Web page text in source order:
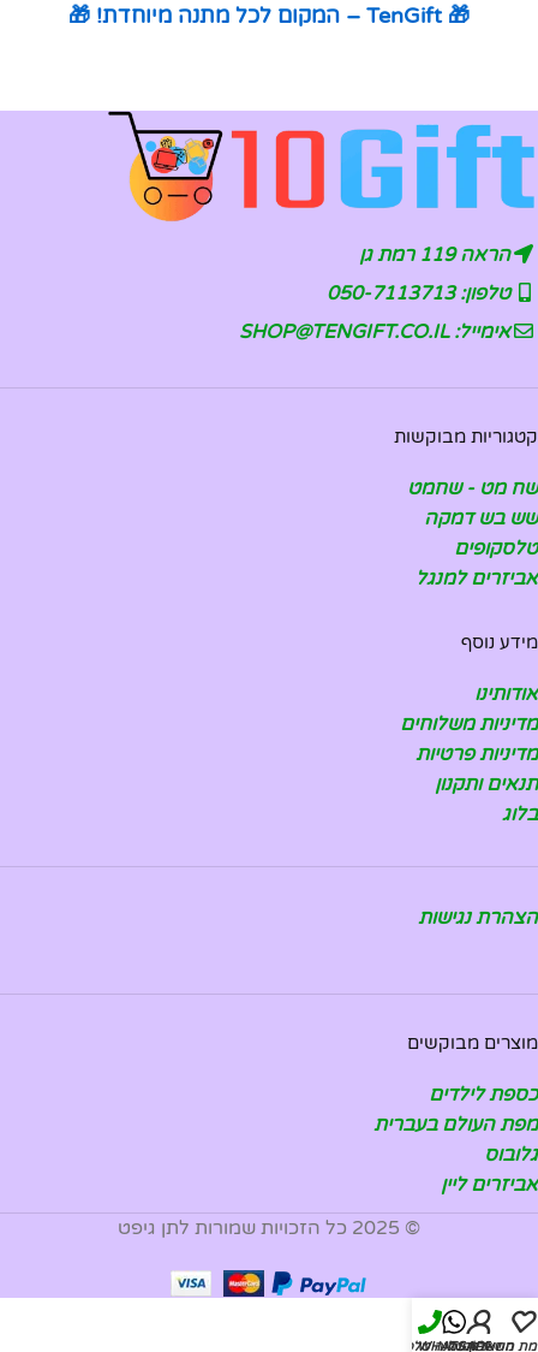
🎁 TenGift – המקום לכל מתנה מיוחדת! 🎁
הראה 119 רמת גן
טלפון: 050-7113713
אימייל: SHOP@TENGIFT.CO.IL
קטגוריות מבוקשות
שח מט - שחמט
שש בש דמקה
טלסקופים
אביזרים למנגל
מידע נוסף
אודותינו
מדיניות משלוחים
מדיניות פרטיות
תנאים ותקנון
בלוג
הצהרת נגישות
מוצרים מבוקשים
כספת לילדים
מפת העולם בעברית
גלובוס
אביזרים ליין
© 2025 כל הזכויות שמורות לתן גיפט
משאלות
החשבון שלי
WHATSAPP
להזמנה טלפונית